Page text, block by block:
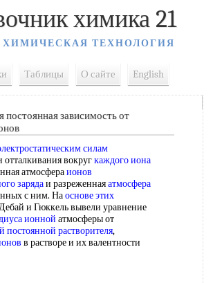
химика 21
ТЕХНОЛОГИЯ
Таблицы О сайте English
постоянная зависимость от
силам
вокругкаждого иона
атмосфераионов
зарядаи разреженнаяатмосфера
с ним. Наоснове этих
и Гюккель вывели уравнение
ионной атмосферы от
постоянной растворителя,
в растворе и их валентности